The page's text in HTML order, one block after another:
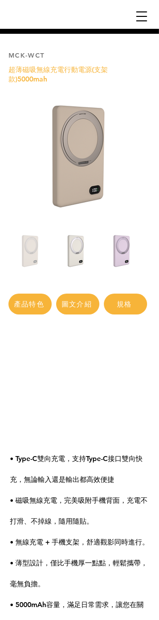
MCK-WCT
超薄磁吸無線充電行動電源(支架
款)5000mah
產品特色 圖文介紹 規格
• Type-C雙向充電，支持Type-C接口雙向快
充，無論輸入還是輸出都高效便捷
• 磁吸無線充電，完美吸附手機背面，充電不
打滑、不掉線，隨用隨貼。
• 無線充電 + 手機支架，舒適觀影同時進行。
• 薄型設計，僅比手機厚一點點，輕鬆攜帶，
毫無負擔。
• 5000mAh容量，滿足日常需求，讓您在關